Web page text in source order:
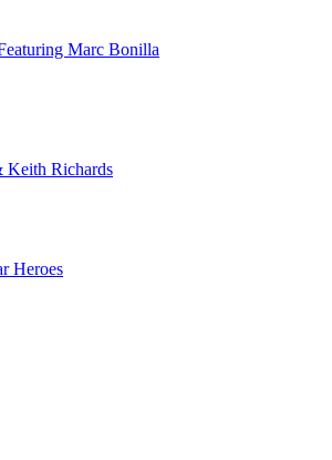
Marc Bonilla
Keith Richards
Heroes